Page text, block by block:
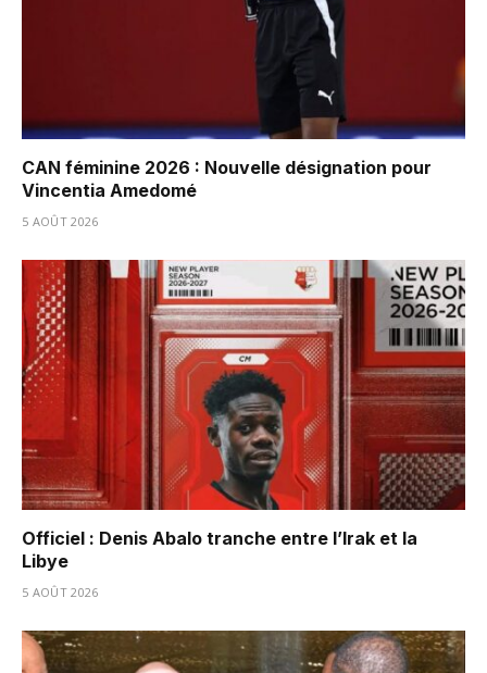
CAN féminine 2026 : Nouvelle désignation pour
Vincentia Amedomé
5 AOÛT 2026
Officiel : Denis Abalo tranche entre l’Irak et la
Libye
5 AOÛT 2026